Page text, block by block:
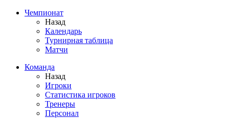
Чемпионат
Назад
Календарь
Турнирная таблица
Матчи
Команда
Назад
Игроки
Статистика игроков
Тренеры
Персонал